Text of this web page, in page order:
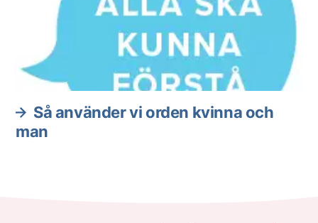
Så använder vi orden kvinna och
man